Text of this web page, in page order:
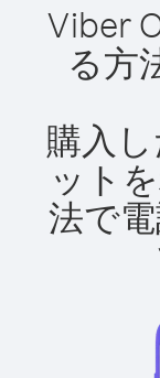
Viber
る方
購入
ット
法で